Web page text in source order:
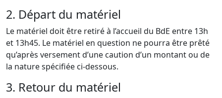
2. Départ du matériel
Le matériel doit être retiré à l’accueil du BdE entre 13h
et 13h45. Le matériel en question ne pourra être prêté
qu’après versement d’une caution d’un montant ou de
la nature spécifiée ci-dessous.
3. Retour du matériel